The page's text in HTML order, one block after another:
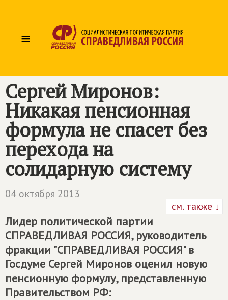
≡
Сергей Миронов:
Никакая пенсионная
формула не спасет без
перехода на
солидарную систему
04 октября 2013
см. также ↓
Лидер политической партии
СПРАВЕДЛИВАЯ РОССИЯ, руководитель
фракции "СПРАВЕДЛИВАЯ РОССИЯ" в
Госдуме Сергей Миронов оценил новую
пенсионную формулу, представленную
Правительством РФ: